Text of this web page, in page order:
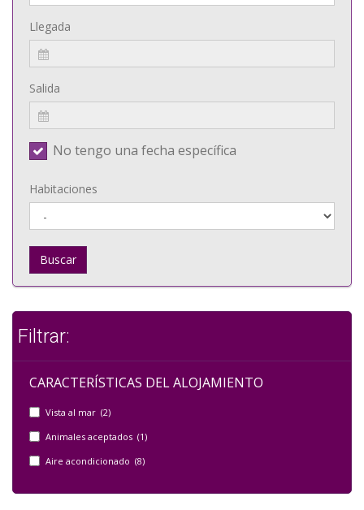
Llegada
Salida
No tengo una fecha específica
Habitaciones
Buscar
Filtrar:
CARACTERÍSTICAS DEL ALOJAMIENTO
Vista al mar (2)
Animales aceptados (1)
Aire acondicionado (8)